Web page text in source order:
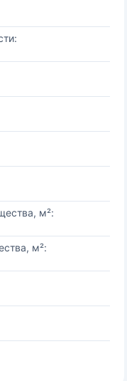
м²:
м²: